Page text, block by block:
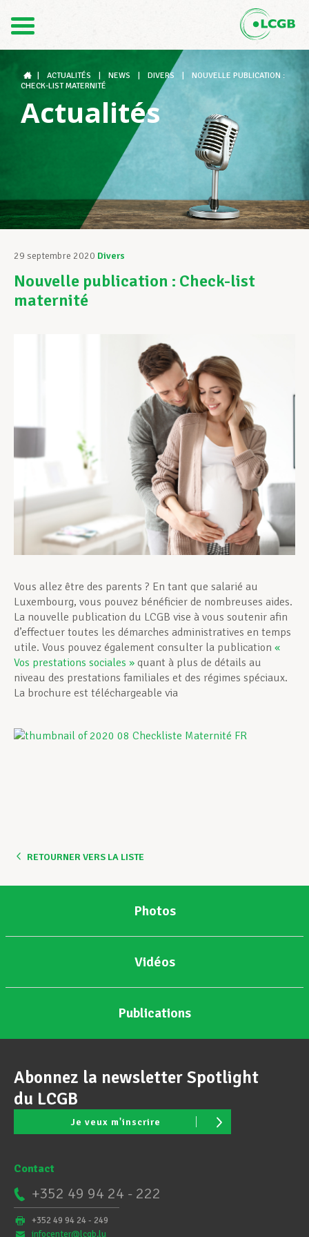
DE
Le LCGB
Structures syndicales
Assistance au Travail
Vos droits
Assistance en vie privée
Développement professionnel
Devenir Membre
Actualités
ACTUALITÉS NEWS DIVERS
NOUVELLE PUBLICATION :
CHECK-LIST MATERNITÉ
Actualités
29 septembre 2020 Divers
Nouvelle publication : Check-list
maternité
Vous allez être des parents ? En tant que salarié au
Luxembourg, vous pouvez bénéficier de nombreuses aides.
La nouvelle publication du LCGB vise à vous soutenir afin
d’effectuer toutes les démarches administratives en temps
utile. Vous pouvez également consulter la publication «
Vos prestations sociales » quant à plus de détails au
niveau des prestations familiales et des régimes spéciaux.
La brochure est téléchargeable via
RETOURNER VERS LA LISTE
Photos
Vidéos
Publications
Abonnez la newsletter Spotlight
du LCGB
Je veux m'inscrire
Contact
+352 49 94 24 - 222
+352 49 94 24 - 249
infocenter@lcgb.lu